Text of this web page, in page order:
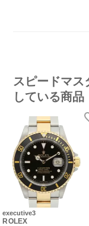
スピードマス
している商品
executive3
ROLEX